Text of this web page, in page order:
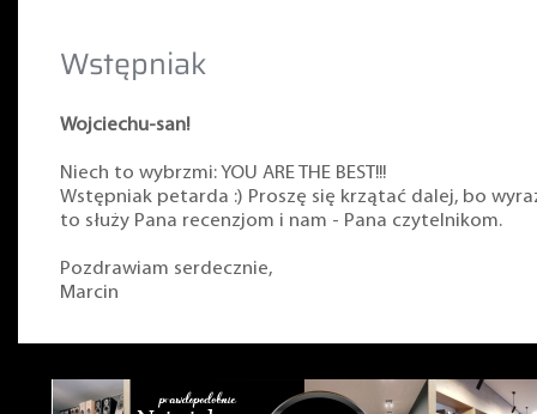
Wstępniak
Wojciechu-san!
Niech to wybrzmi: YOU ARE THE BEST!!!
Wstępniak petarda :) Proszę się krzątać dalej, bo
to służy Pana recenzjom i nam - Pana czytelnikom.
Pozdrawiam serdecznie,
Marcin